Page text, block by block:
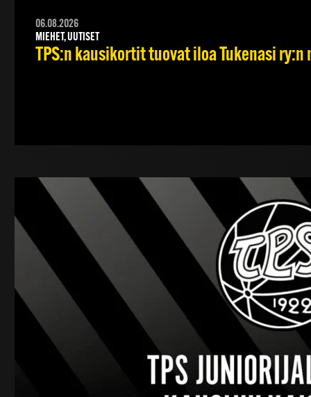
06.08.2026
MIEHET, UUTISET
TPS:n kausikortit tuovat iloa Tukenasi